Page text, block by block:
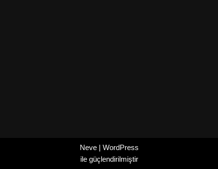
Neve| WordPress
ile güçlendirilmiştir